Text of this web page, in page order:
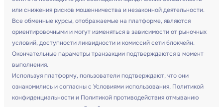
или снижения рисков мошенничества и незаконной деятельности.
Все обменные курсы, отображаемые на платформе, являются
ориентировочными и могут изменяться в зависимости от рыночных
условий, доступности ликвидности и комиссий сети блокчейн.
Окончательные параметры транзакции подтверждаются в момент
выполнения.
Используя платформу, пользователи подтверждают, что они
ознакомились и согласны с Условиями использования, Политикой
конфиденциальности и Политикой противодействия отмыванию